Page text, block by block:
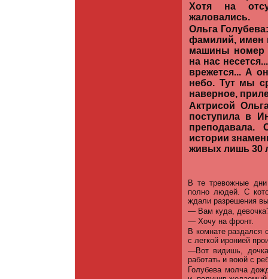
Хотя на
жаловались.
Ольга
фамилий, имен
машины номер
на нас
врежется... А
небо. Тут мы
наверное,
Актрисой
поступила в
преподавала.
истории
живых лишь 30
В те тревожные
полно людей. С
ждали разрешения
— Вам куда,
— Хочу на фронт.
В комнате раздался
с легкой иронией
—Вот видишь,
работать и воюй с
Голубева молча